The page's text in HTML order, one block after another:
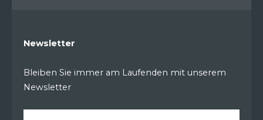
Newsletter
Bleiben Sie immer am Laufenden mit unserem
Newsletter